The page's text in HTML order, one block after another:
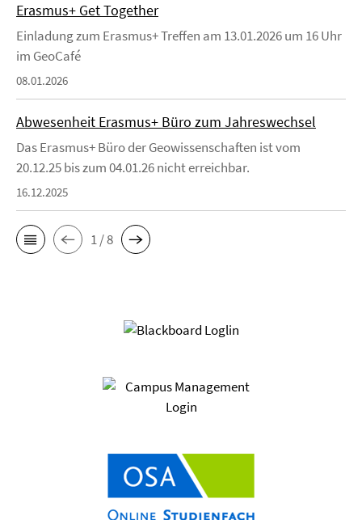
Erasmus+ Get Together
Einladung zum Erasmus+ Treffen am 13.01.2026 um 16 Uhr
im GeoCafé
08.01.2026
Abwesenheit Erasmus+ Büro zum Jahreswechsel
Das Erasmus+ Büro der Geowissenschaften ist vom
20.12.25 bis zum 04.01.26 nicht erreichbar.
16.12.2025
1 / 8